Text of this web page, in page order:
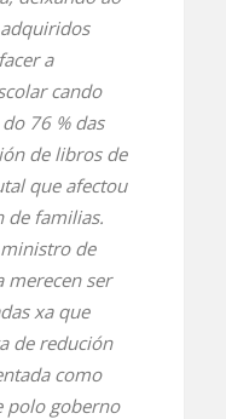
a
cando
76 % das
de libros de
que afectou
de familias.
de
merecen ser
xa que
de redución
como
polo goberno